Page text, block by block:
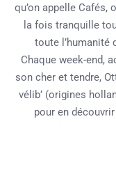
qu’on appelle Cafés,
la fois tranquille
toute l’humanité
Chaque week-end,
son cher et tendre,
vélib’ (origines
pour en